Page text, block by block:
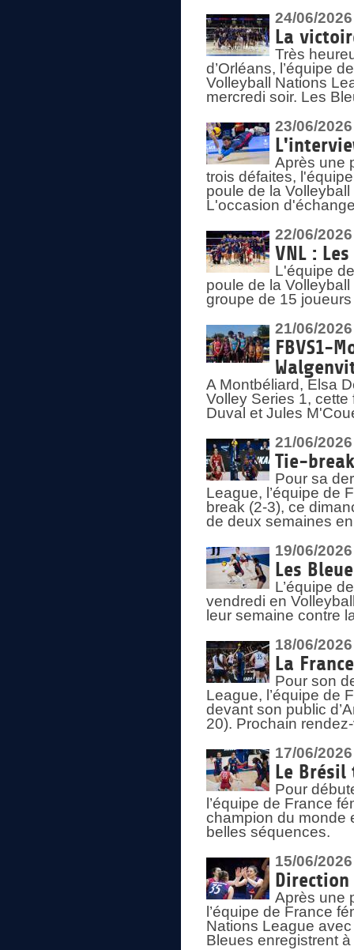
24/06/2026
La
Très
d’Orléans, l’équipe
Volleyball Nations
mercredi soir. Les
23/06/2026
Après une
trois défaites,
poule de la
L'occasion
22/06/2026
VNL :
L'équipe
poule de la
groupe de 15
21/06/2026
FBVS1-
A Montbéliard, Elsa
Volley Series 1,
Duval et Jules
21/06/2026
Tie-
Pour sa
League, l’équipe de
break (2-3), ce
de deux semaines
19/06/2026
Les
L’équipe
vendredi en
leur semaine contre
18/06/2026
La
Pour son
League, l’équipe de
devant son public
20). Prochain
17/06/2026
Le
Pour
l’équipe de France
champion du monde
belles séquences.
15/06/2026
Après une
l’équipe de France
Nations League
Bleues enregistrent